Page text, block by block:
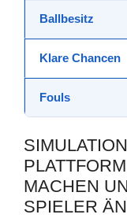
Ballbesitz
Klare Chancen
Fouls
MACHEN
SPIELER